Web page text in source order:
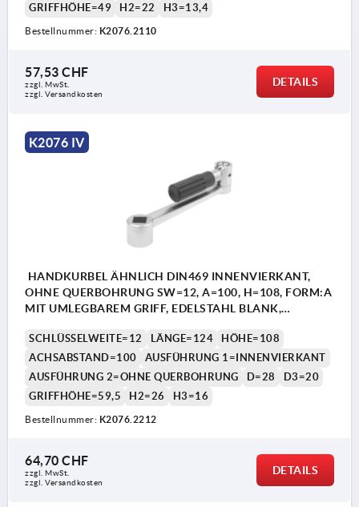
GRIFFHÖHE=49
H2=22 H3=13,4
Bestellnummer: K2076.2110
57,53 CHF
zzgl. MwSt.
zzgl. Versandkosten
DETAILS
K2076 IV
HANDKURBEL ÄHNLICH DIN469 INNENVIERKANT,
OHNE QUERBOHRUNG SW=12, A=100, H=108, FORM:A
MIT UMLEGBAREM GRIFF, EDELSTAHL BLANK,
SCHLÜSSELWEITE=12 LÄNGE=124
HÖHE=108
ACHSABSTAND=100
AUSFÜHRUNG 1=INNENVIERKANT
AUSFÜHRUNG 2=OHNE QUERBOHRUNG
D=28
D3=20
GRIFFHÖHE=59,5
H2=26 H3=16
Bestellnummer: K2076.2212
64,70 CHF
zzgl. MwSt.
zzgl. Versandkosten
DETAILS